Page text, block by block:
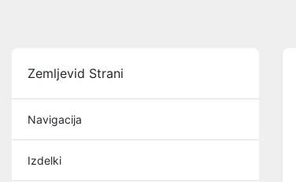
Zemljevid Strani
Navigacija
Izdelki